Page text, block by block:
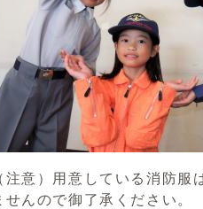
注意）用意している消防
せんので御了承ください。